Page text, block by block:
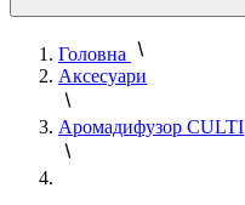
Головна
Аксесуари
Аромадифузор CULTI